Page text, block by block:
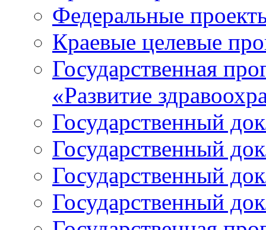
Федеральные
Краевые целевые
Государственная
«Развитие
Государственный
Государственный
Государственный
Государственный